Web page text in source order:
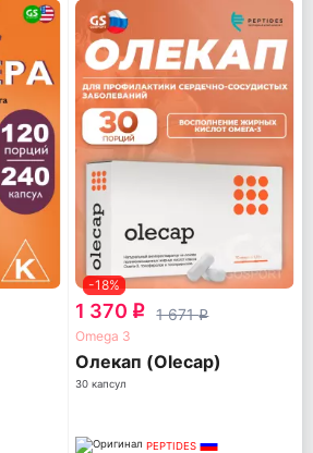
-18%
1 370 q 1 671q
Omega 3
Олекап (Olecap)
30 капсул
PEPTIDES